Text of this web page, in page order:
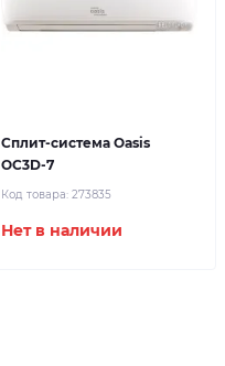
Сплит-система Oasis
OC3D-7
Код товара: 273835
Нет в наличии